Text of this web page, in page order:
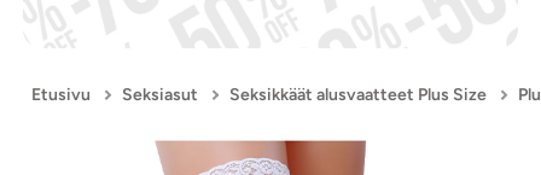
Etusivu Seksiasut Seksikkäät alusvaatteet Plus Size